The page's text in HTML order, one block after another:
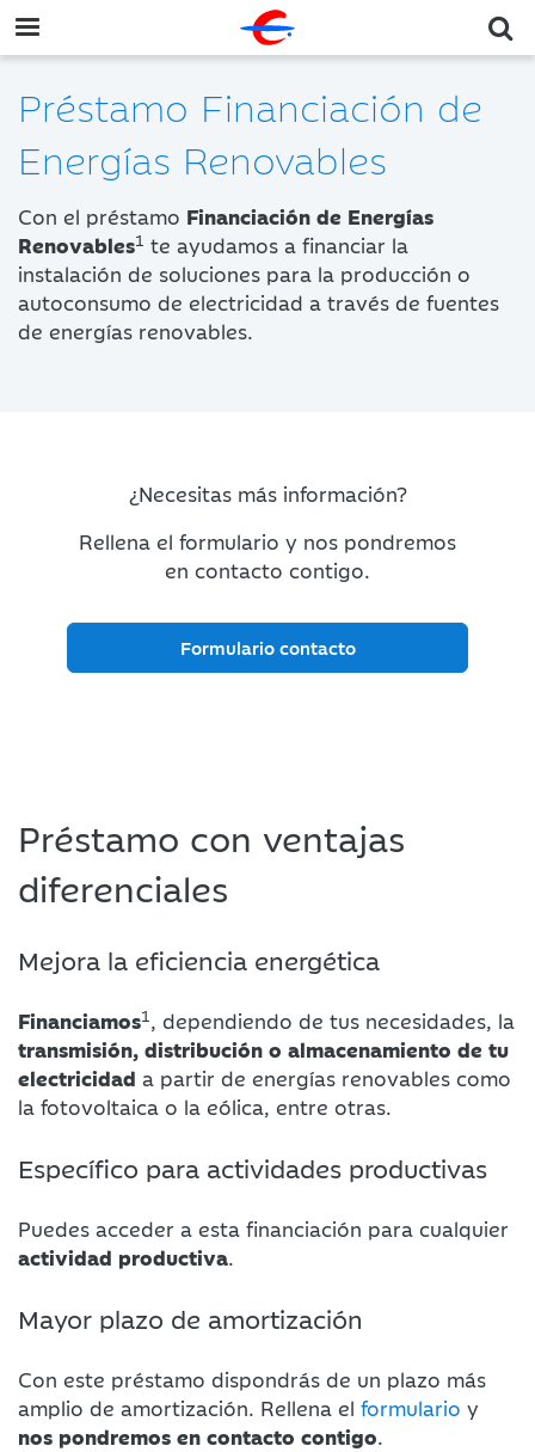
Préstamo Financiación de
Energías Renovables
Con el préstamo Financiación de Energías
Renovables1 te ayudamos a financiar la
instalación de soluciones para la producción o
autoconsumo de electricidad a través de fuentes
de energías renovables.
¿Necesitas más información?
Rellena el formulario y nos pondremos
en contacto contigo.
Formulario contacto
Préstamo con ventajas
diferenciales
Mejora la eficiencia energética
Financiamos1 , dependiendo de tus necesidades, la
transmisión, distribución o almacenamiento de tu
electricidad a partir de energías renovables como
la fotovoltaica o la eólica, entre otras.
Específico para actividades productivas
Puedes acceder a esta financiación para cualquier
actividad productiva.
Mayor plazo de amortización
Con este préstamo dispondrás de un plazo más
amplio de amortización. Rellena el formulario y
nos pondremos en contacto contigo.